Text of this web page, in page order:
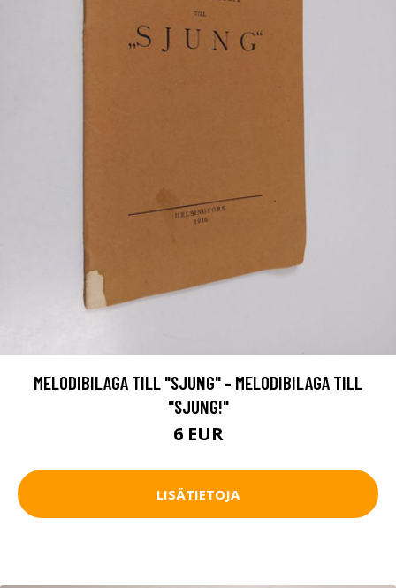
MELODIBILAGA TILL "SJUNG" - MELODIBILAGA TILL
"SJUNG!"
6 EUR
LISÄTIETOJA